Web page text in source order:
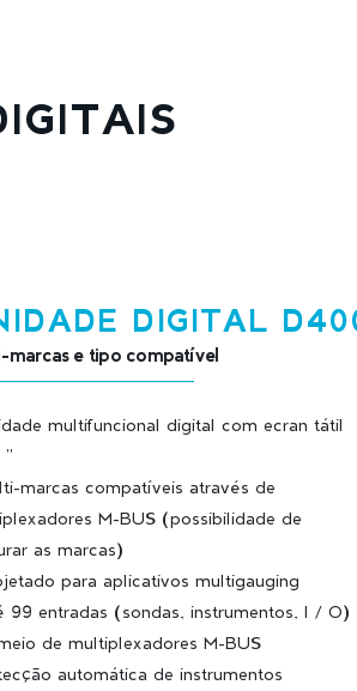
DIGITAL
marcas e tipo compatível
multifuncional digital com ecran tátil
''
marcas compatíveis através de
M-BUS (possibilidade de
as marcas)
para aplicativos multigauging
99 entradas (sondas, instrumentos, I / O)
de multiplexadores M-BUS
automática de instrumentos